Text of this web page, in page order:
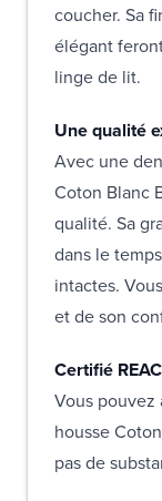
coucher. Sa
élégant
linge de lit.
Une qualité
Avec une
Coton Blanc
qualité. Sa
dans le
intactes.
et de son
Certifié
Vous pouvez
housse
pas de